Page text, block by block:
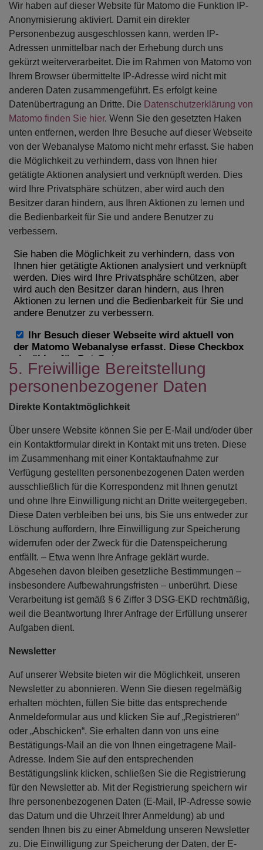
Wir haben auf dieser Website für Matomo die Funktion IP-
Anonymisierung aktiviert. Damit ein direkter
Personenbezug ausgeschlossen kann, werden IP-
Adressen unmittelbar nach der Erhebung durch uns
gekürzt weiterverarbeitet. Die im Rahmen von Matomo von
Ihrem Browser übermittelte IP-Adresse wird nicht mit
anderen Daten zusammengeführt. Es erfolgt keine
Datenübertragung an Dritte. Die Datenschutzerklärung von
Matomo finden Sie hier. Wenn Sie den gesetzten Haken
unten entfernen, werden Ihre Besuche auf dieser Webseite
von der Webanalyse Matomo nicht mehr erfasst. Sie haben
die Möglichkeit zu verhindern, dass von Ihnen hier
getätigte Aktionen analysiert und verknüpft werden. Dies
wird Ihre Privatsphäre schützen, aber wird auch den
Besitzer daran hindern, aus Ihren Aktionen zu lernen und
die Bedienbarkeit für Sie und andere Benutzer zu
verbessern.
5. Freiwillige Bereitstellung
personenbezogener Daten
Direkte Kontaktmöglichkeit
Über unsere Website können Sie per E-Mail und/oder über
ein Kontaktformular direkt in Kontakt mit uns treten. Diese
im Zusammenhang mit einer Kontaktaufnahme zur
Verfügung gestellten personenbezogenen Daten werden
ausschließlich für die Korrespondenz mit Ihnen genutzt
und ohne Ihre Einwilligung nicht an Dritte weitergegeben.
Diese Daten verbleiben bei uns, bis Sie uns entweder zur
Löschung auffordern, Ihre Einwilligung zur Speicherung
widerrufen oder der Zweck für die Datenspeicherung
entfällt. – Etwa wenn Ihre Anfrage geklärt wurde.
Abgesehen davon bleiben gesetzliche Bestimmungen –
insbesondere Aufbewahrungsfristen – unberührt. Diese
Verarbeitung ist gemäß § 6 Ziffer 3 DSG-EKD rechtmäßig,
weil die Beantwortung Ihrer Anfrage der Erfüllung unserer
Aufgaben dient.
Newsletter
Auf unserer Website bieten wir die Möglichkeit, unseren
Newsletter zu abonnieren. Wenn Sie diesen regelmäßig
erhalten möchten, füllen Sie bitte das entsprechende
Anmeldeformular aus und klicken Sie auf „Registrieren“
oder „Abschicken“. Sie erhalten dann von uns eine
Bestätigungs-Mail an die von Ihnen eingetragene Mail-
Adresse. Indem Sie auf den entsprechenden
Bestätigungslink klicken, schließen Sie die Registrierung
für den Newsletter ab. Mit der Registrierung speichern wir
Ihre personenbezogenen Daten (E-Mail, IP-Adresse sowie
das Datum und die Uhrzeit Ihrer Anmeldung) ab und
senden Ihnen bis zu einer Abmeldung unseren Newsletter
zu. Die Einwilligung zur Speicherung der Daten, der E-